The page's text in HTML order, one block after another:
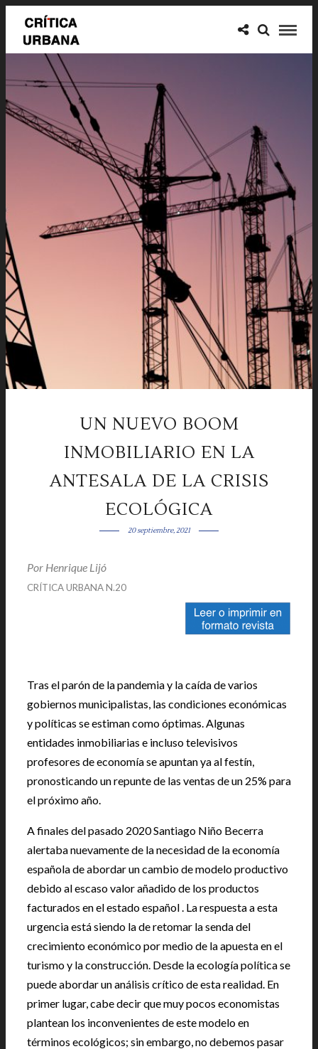
UN NUEVO BOOM
INMOBILIARIO EN LA
ANTESALA DE LA CRISIS
ECOLÓGICA
20 septiembre, 2021
Por Henrique Lijó
CRÍTICA URBANA N.20
Tras el parón de la pandemia y la caída de varios
gobiernos municipalistas, las condiciones económicas
y políticas se estiman como óptimas. Algunas
entidades inmobiliarias e incluso televisivos
profesores de economía se apuntan ya al festín,
pronosticando un repunte de las ventas de un 25% para
el próximo año.
A finales del pasado 2020 Santiago Niño Becerra
alertaba nuevamente de la necesidad de la economía
española de abordar un cambio de modelo productivo
debido al escaso valor añadido de los productos
facturados en el estado español . La respuesta a esta
urgencia está siendo la de retomar la senda del
crecimiento económico por medio de la apuesta en el
turismo y la construcción. Desde la ecología política se
puede abordar un análisis crítico de esta realidad. En
primer lugar, cabe decir que muy pocos economistas
plantean los inconvenientes de este modelo en
términos ecológicos; sin embargo, no debemos pasar